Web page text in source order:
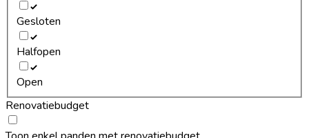
Gesloten
Halfopen
Open
Renovatiebudget